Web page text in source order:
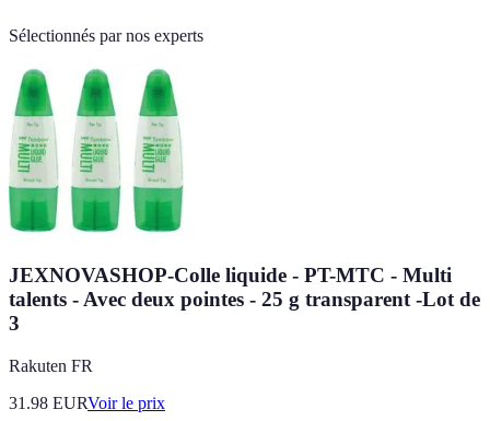
Sélectionnés par nos experts
JEXNOVASHOP-Colle liquide - PT-MTC - Multi
talents - Avec deux pointes - 25 g transparent -Lot de
3
Rakuten FR
31.98 EURVoir le prix